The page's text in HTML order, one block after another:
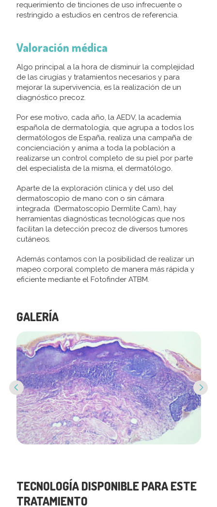
requerimiento de tinciones de uso infrecuente o
restringido a estudios en centros de referencia.
Valoración médica
Algo principal a la hora de disminuir la complejidad
de las cirugías y tratamientos necesarios y para
mejorar la supervivencia, es la realización de un
diagnóstico precoz.
Por ese motivo, cada año, la AEDV, la academia
española de dermatología, que agrupa a todos los
dermatólogos de España, realiza una campaña de
concienciación y anima a toda la población a
realizarse un control completo de su piel por parte
del especialista de la misma, el dermatólogo.
Aparte de la exploración clínica y del uso del
dermatoscopio de mano con o sin cámara
integrada (Dermatoscopio Dermlite Cam), hay
herramientas diagnósticas tecnológicas que nos
facilitan la detección precoz de diversos tumores
cutáneos.
Además contamos con la posibilidad de realizar un
mapeo corporal completo de manera más rápida y
eficiente mediante el Fotofinder ATBM.
GALERÍA
Previous Next
TECNOLOGÍA DISPONIBLE PARA ESTE
TRATAMIENTO